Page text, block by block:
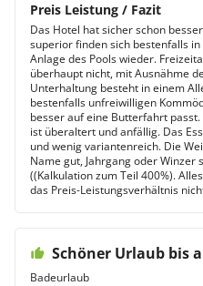
Preis Leistung / Fazit
Das Hotel hat sicher schon
superior finden sich bestenfalls
Anlage des Pools wieder.
überhaupt nicht, mit Ausnähme
Unterhaltung besteht in einem
bestenfalls unfreiwilligen
besser auf eine Butterfahrt
ist überaltert und anfällig. Das
und wenig variantenreich. Die
Name gut, Jahrgang oder Winzer
((Kalkulation zum Teil 400%).
das Preis-Leistungsverhältnis
Schöner Urlaub bis
Badeurlaub